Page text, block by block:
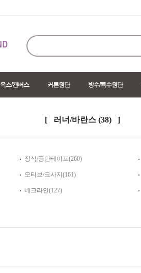
옥스/캔버스 커튼원단 방수/특수원단
[ 러너/바란스 (38) ]
장식/공단테이프(260)
모티브/코사지(161)
네크라인(127)